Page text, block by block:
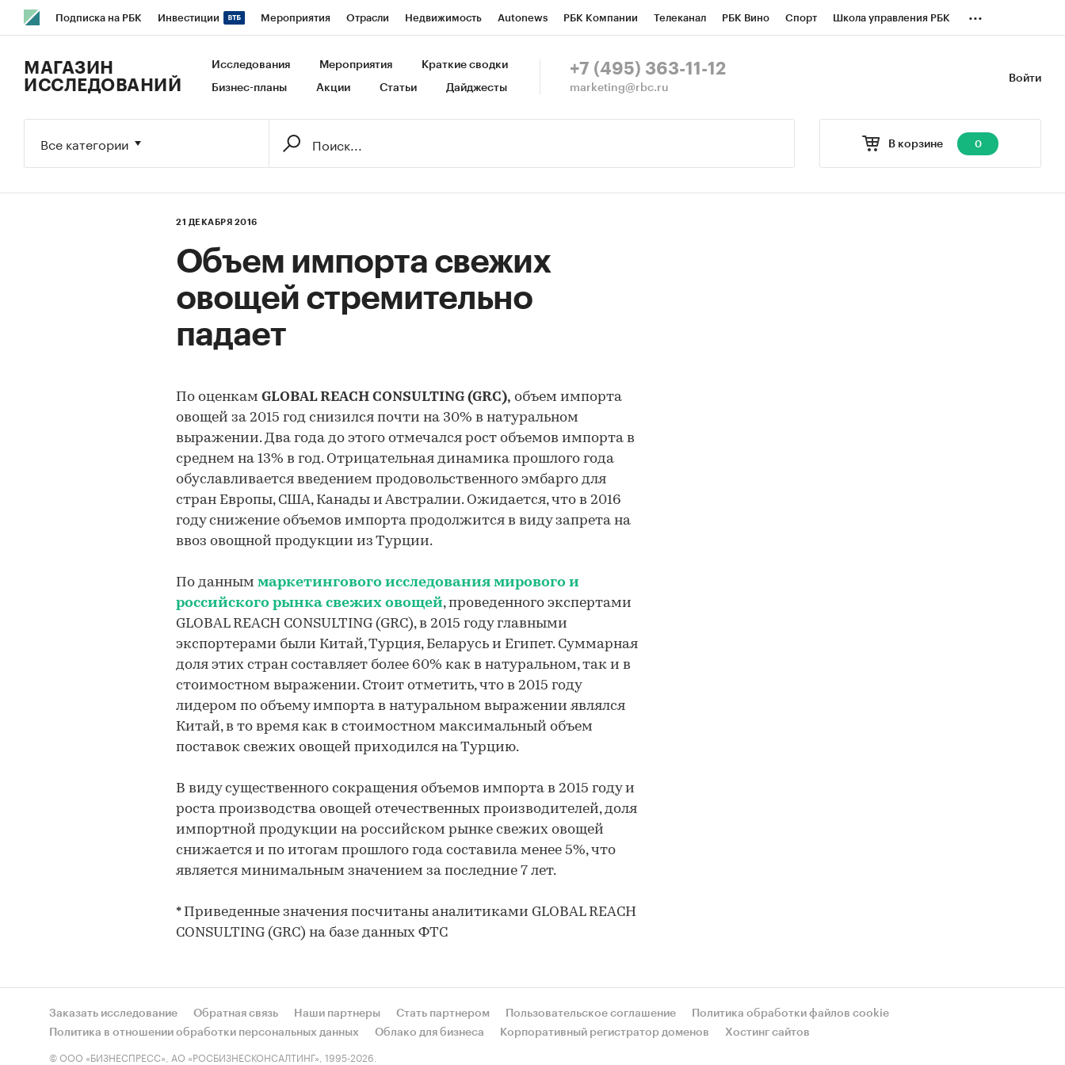
Подписка на РБК Инвестиции Мероприятия Отрасли Недвижимость Autonews РБК Компании Телеканал РБК Вино Спорт Школа управления РБК
Исследования Кредитные рейтинги Франшизы Газета Спецпроекты СПб Конференции СПб Спецпроекты
...
Войти
МАГАЗИН
ИССЛЕДОВАНИЙ
Исследования Мероприятия Краткие сводки
Бизнес-планы Акции Статьи Дайджесты
+7 (495) 363-11-12
marketing@rbc.ru
В корзине 0
Все категории
21 ДЕКАБРЯ 2016
Объем импорта свежих
овощей стремительно
падает
По оценкам GLOBAL REACH CONSULTING (GRC), объем импорта
овощей за 2015 год снизился почти на 30% в натуральном
выражении. Два года до этого отмечался рост объемов импорта в
среднем на 13% в год. Отрицательная динамика прошлого года
обуславливается введением продовольственного эмбарго для
стран Европы, США, Канады и Австралии. Ожидается, что в 2016
году снижение объемов импорта продолжится в виду запрета на
ввоз овощной продукции из Турции.
По данным маркетингового исследования мирового и
российского рынка свежих овощей, проведенного экспертами
GLOBAL REACH CONSULTING (GRC), в 2015 году главными
экспортерами были Китай, Турция, Беларусь и Египет. Суммарная
доля этих стран составляет более 60% как в натуральном, так и в
стоимостном выражении. Стоит отметить, что в 2015 году
лидером по объему импорта в натуральном выражении являлся
Китай, в то время как в стоимостном максимальный объем
поставок свежих овощей приходился на Турцию.
В виду существенного сокращения объемов импорта в 2015 году и
роста производства овощей отечественных производителей, доля
импортной продукции на российском рынке свежих овощей
снижается и по итогам прошлого года составила менее 5%, что
является минимальным значением за последние 7 лет.
* Приведенные значения посчитаны аналитиками GLOBAL REACH
CONSULTING (GRC) на базе данных ФТС
Заказать исследование Обратная связь Наши партнеры Стать партнером Пользовательское соглашение
Политика обработки файлов cookie
Политика в отношении обработки персональных данных
Облако для бизнеса Корпоративный регистратор доменов Хостинг сайтов
© ООО «БИЗНЕСПРЕСС», АО «РОСБИЗНЕСКОНСАЛТИНГ», 1995-2026.